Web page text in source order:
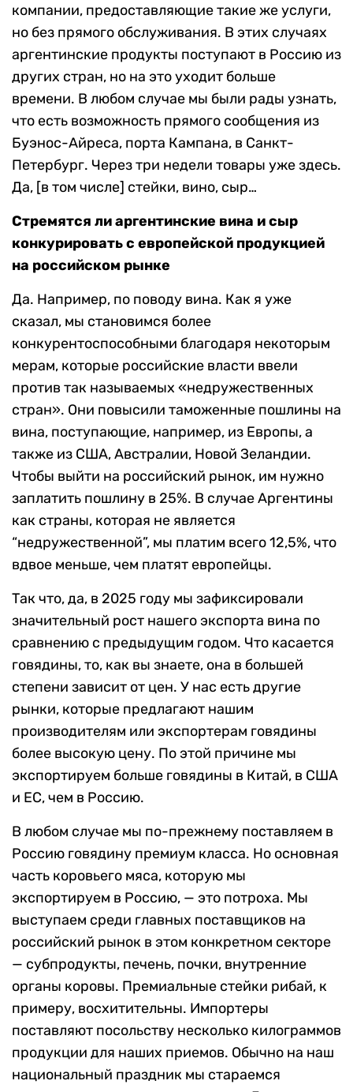
компании, предоставляющие такие же услуги,
но без прямого обслуживания. В этих случаях
аргентинские продукты поступают в Россию из
других стран, но на это уходит больше
времени. В любом случае мы были рады узнать,
что есть возможность прямого сообщения из
Буэнос-Айреса, порта Кампана, в Санкт-
Петербург. Через три недели товары уже здесь.
Да, [в том числе] стейки, вино, сыр…
Стремятся ли аргентинские вина и сыр
конкурировать с европейской продукцией
на российском рынке
Да. Например, по поводу вина. Как я уже
сказал, мы становимся более
конкурентоспособными благодаря некоторым
мерам, которые российские власти ввели
против так называемых «недружественных
стран». Они повысили таможенные пошлины на
вина, поступающие, например, из Европы, а
также из США, Австралии, Новой Зеландии.
Чтобы выйти на российский рынок, им нужно
заплатить пошлину в 25%. В случае Аргентины
как страны, которая не является
“недружественной”, мы платим всего 12,5%, что
вдвое меньше, чем платят европейцы.
Так что, да, в 2025 году мы зафиксировали
значительный рост нашего экспорта вина по
сравнению с предыдущим годом. Что касается
говядины, то, как вы знаете, она в большей
степени зависит от цен. У нас есть другие
рынки, которые предлагают нашим
производителям или экспортерам говядины
более высокую цену. По этой причине мы
экспортируем больше говядины в Китай, в США
и ЕС, чем в Россию.
В любом случае мы по-прежнему поставляем в
Россию говядину премиум класса. Но основная
часть коровьего мяса, которую мы
экспортируем в Россию, — это потроха. Мы
выступаем среди главных поставщиков на
российский рынок в этом конкретном секторе
— субпродукты, печень, почки, внутренние
органы коровы. Премиальные стейки рибай, к
примеру, восхитительны. Импортеры
поставляют посольству несколько килограммов
продукции для наших приемов. Обычно на наш
национальный праздник мы стараемся